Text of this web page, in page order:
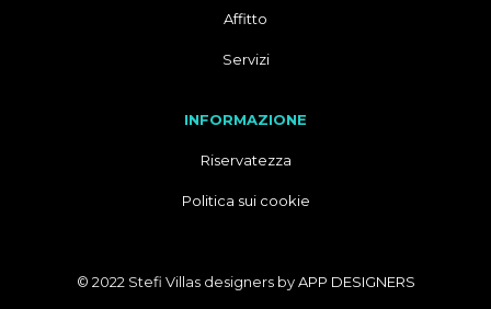
Affitto
Servizi
INFORMAZIONE
Riservatezza
Politica sui cookie
© 2022 Stefi Villas designers byAPP DESIGNERS